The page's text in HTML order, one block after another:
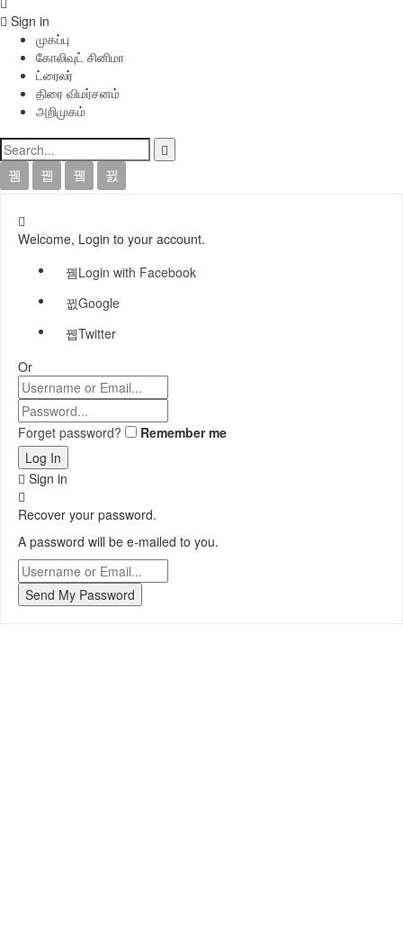
Sign in
முகப்பு
கோலிவுட் சினிமா
ட்ரைலர்
திரை விமர்சனம்
அறிமுகம்
Welcome, Login to your account.
Login with Facebook
Google
Twitter
Or
Forget password? Remember me
Sign in
Recover your password.
A password will be e-mailed to you.